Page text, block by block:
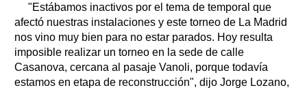
"Estábamos inactivos por el tema de temporal que
afectó nuestras instalaciones y este torneo de La Madrid
nos vino muy bien para no estar parados. Hoy resulta
imposible realizar un torneo en la sede de calle
Casanova, cercana al pasaje Vanoli, porque todavía
estamos en etapa de reconstrucción", dijo Jorge Lozano,